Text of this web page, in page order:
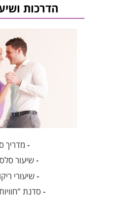
הדרכות
- מדריך
-שיעור
-שיעורי
- סדנת